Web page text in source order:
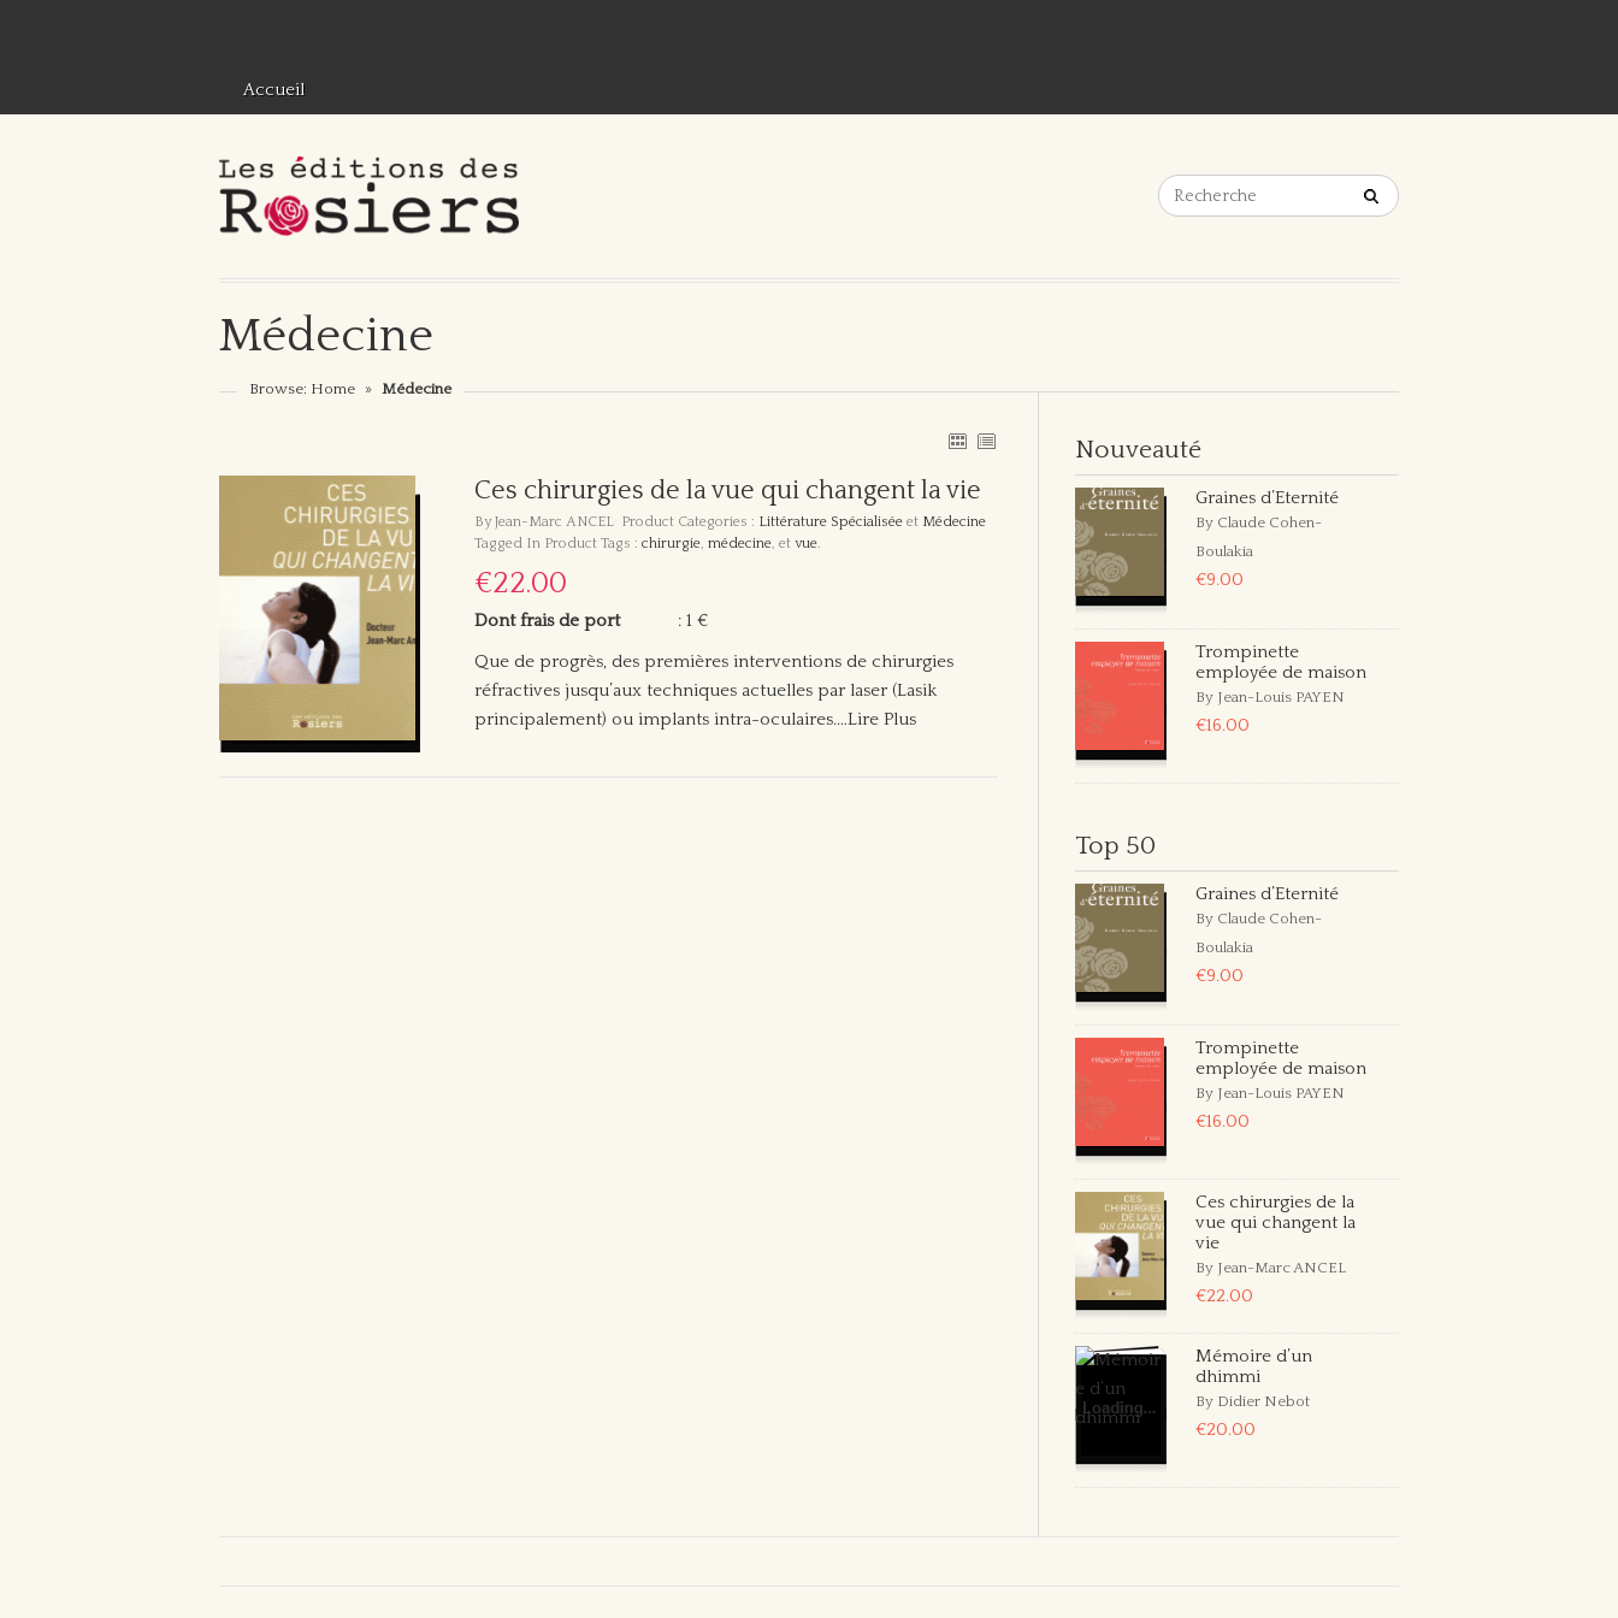
Accueil
Médecine
Browse: Home » Médecine
Ces chirurgies de la vue qui changent la vie
By Jean-Marc ANCEL Product Categories : Littérature Spécialisée et Médecine
Tagged In Product Tags :chirurgie,médecine, etvue.
€22.00
Dont frais de port
: 1 €
Que de progrès, des premières interventions de chirurgies
réfractives jusqu’aux techniques actuelles par laser (Lasik
principalement) ou implants intra-oculaires.…Lire Plus
Nouveauté
Graines d’Eternité
By Claude Cohen-
Boulakia
€9.00
Trompinette
employée de maison
By Jean-Louis PAYEN
€16.00
Top 50
Graines d’Eternité
By Claude Cohen-
Boulakia
€9.00
Trompinette
employée de maison
By Jean-Louis PAYEN
€16.00
Ces chirurgies de la
vue qui changent la
vie
By Jean-Marc ANCEL
€22.00
Mémoire d’un
dhimmi
By Didier Nebot
€20.00